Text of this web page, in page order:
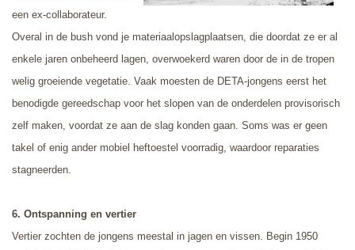
een ex-collaborateur.
Overal in de bush vond je materiaalopslagplaatsen, die doordat ze er al
enkele jaren onbeheerd lagen, overwoekerd waren door de in de tropen
welig groeiende vegetatie. Vaak moesten de DETA-jongens eerst het
benodigde gereedschap voor het slopen van de onderdelen provisorisch
zelf maken, voordat ze aan de slag konden gaan. Soms was er geen
takel of enig ander mobiel heftoestel voorradig, waardoor reparaties
stagneerden.
6. Ontspanning en vertier
Vertier zochten de jongens meestal in jagen en vissen. Begin 1950